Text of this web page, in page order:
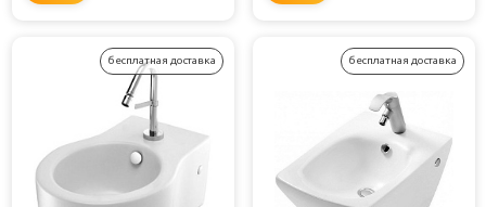
бесплатная доставка бесплатная доставка